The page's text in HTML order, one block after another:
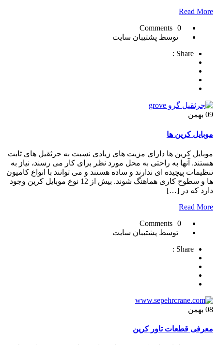
Read More
0 Comments
توسط پشتیبان سایت
Share :
09 بهمن
موبایل کرین ها
موبایل کرین ها دارای مزیت های زیادی نسبت به جرثقیل های ثابت
هستند. آنها به راحتی به محل مورد نظر برای کار می رسند، نیاز به
تنظیمات پیچیده ای ندارند و ساده هستند و می توانند با انواع کامیون
ها و سطوح کاری هماهنگ شوند. بیش از 12 نوع موبایل کرین وجود
دارد که در […]
Read More
0 Comments
توسط پشتیبان سایت
Share :
08 بهمن
معرفی قطعات تاور کرین